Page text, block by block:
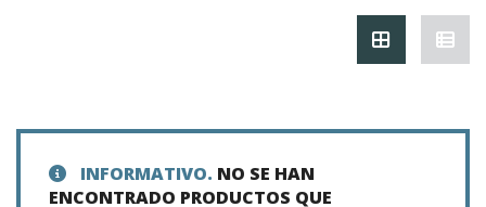
INFORMATIVO. NO SE HAN
ENCONTRADO PRODUCTOS QUE